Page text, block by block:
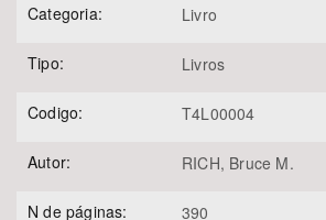
Subtema
Área de Levantamento
Categoria: Livro
Tipo: Livros
Codigo: T4L00004
Autor: RICH, Bruce M.
N de páginas: 390